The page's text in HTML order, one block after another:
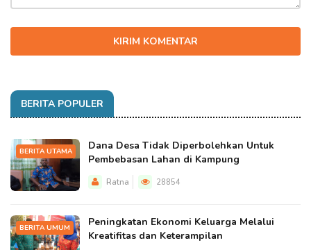
KIRIM KOMENTAR
BERITA POPULER
BERITA UTAMA
Dana Desa Tidak Diperbolehkan Untuk
Pembebasan Lahan di Kampung
Ratna 28854
BERITA UMUM
Peningkatan Ekonomi Keluarga Melalui
Kreatifitas dan Keterampilan